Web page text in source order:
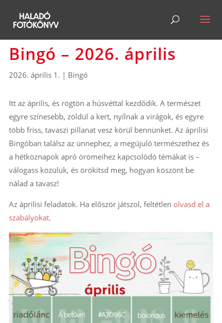
Bingó – 2026. április
2026. április 1. | Bingó
Itt az április, és rögtön a húsvéttal kezdődik. A természet
egyre színesebb, zöldül a kert, nyílnak a virágok, és egyre
több friss, tavaszi pillanat vesz körül bennünket. Az áprilisi
Bingóban találsz az ünnephez, a megújuló természethez és
a hétköznapok apró örömeihez kapcsolódó témákat is –
válogass közülük, és örökítsd meg, hogyan köszönt be
nálad a tavasz!
Az áprilisi feladatok. Ha először játszol, feltétlen olvasd el a
szabályokat.